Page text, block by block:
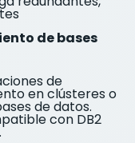
de bases
de
en clústeres o
de datos.
con DB2